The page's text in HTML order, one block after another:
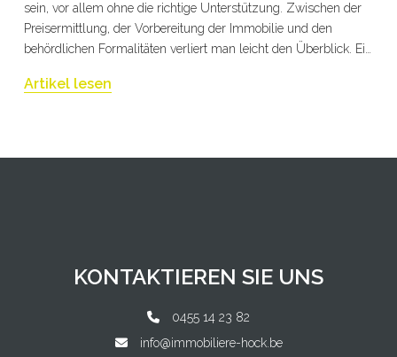
sein, vor allem ohne die richtige Unterstützung. Zwischen der
Preisermittlung, der Vorbereitung der Immobilie und den
behördlichen Formalitäten verliert man leicht den Überblick. Ein
zum besten Preis zu verkaufen.
Artikel lesen
KONTAKTIEREN SIE UNS
0455 14 23 82
info@immobiliere-hock.be